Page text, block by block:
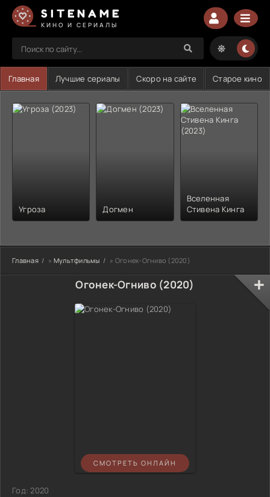
SITENAME
КИНО И СЕРИАЛЫ
Главная Лучшие сериалы Скоро на сайте Старое кино
Угроза Догмен
Вселенная
Стивена Кинга
Главная » Мультфильмы » Огонек-Огниво (2020)
Огонек-Огниво (2020)
СМОТРЕТЬ ОНЛАЙН
Год:2020